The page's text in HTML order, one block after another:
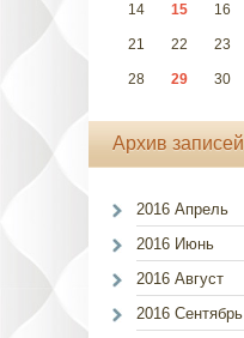
14 15 16
21 22 23
28 29 30
Архив записей
2016 Апрель
2016 Июнь
2016 Август
2016 Сентябрь